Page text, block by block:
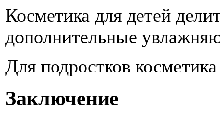
Косметика для детей
дополнительные
Для подростков
Заключение